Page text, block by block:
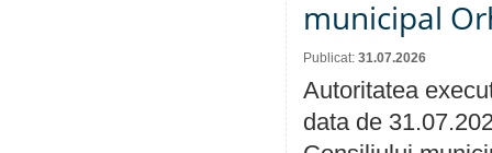
municipal
Publicat: 31.07.2026
Autoritatea
data de